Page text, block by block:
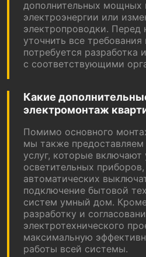
дополнительных мощных
электроэнергии или
электропроводки. Перед
уточнить все
потребуется разработка
с соответствующими
Какие
электромонтаж
Помимо основного
мы также
услуг, которые включают
осветительных
автоматических
подключение бытовой
систем умный дом.
разработку и
электротехнического
максимальную
работы всей системы.